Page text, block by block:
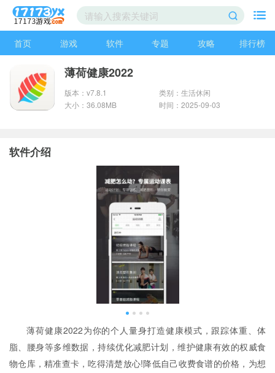
首页 游戏 软件 专题 攻略 排行榜
薄荷健康2022
版本：v7.8.1
类别：生活休闲
大小：36.08MB
时间：2025-09-03
软件介绍
薄荷健康2022为你的个人量身打造健康模式，跟踪体重、体
脂、腰身等多维数据，持续优化减肥计划，维护健康有效的权威食
物仓库，精准查卡，吃得清楚放心!降低自己收费食谱的价格，为想